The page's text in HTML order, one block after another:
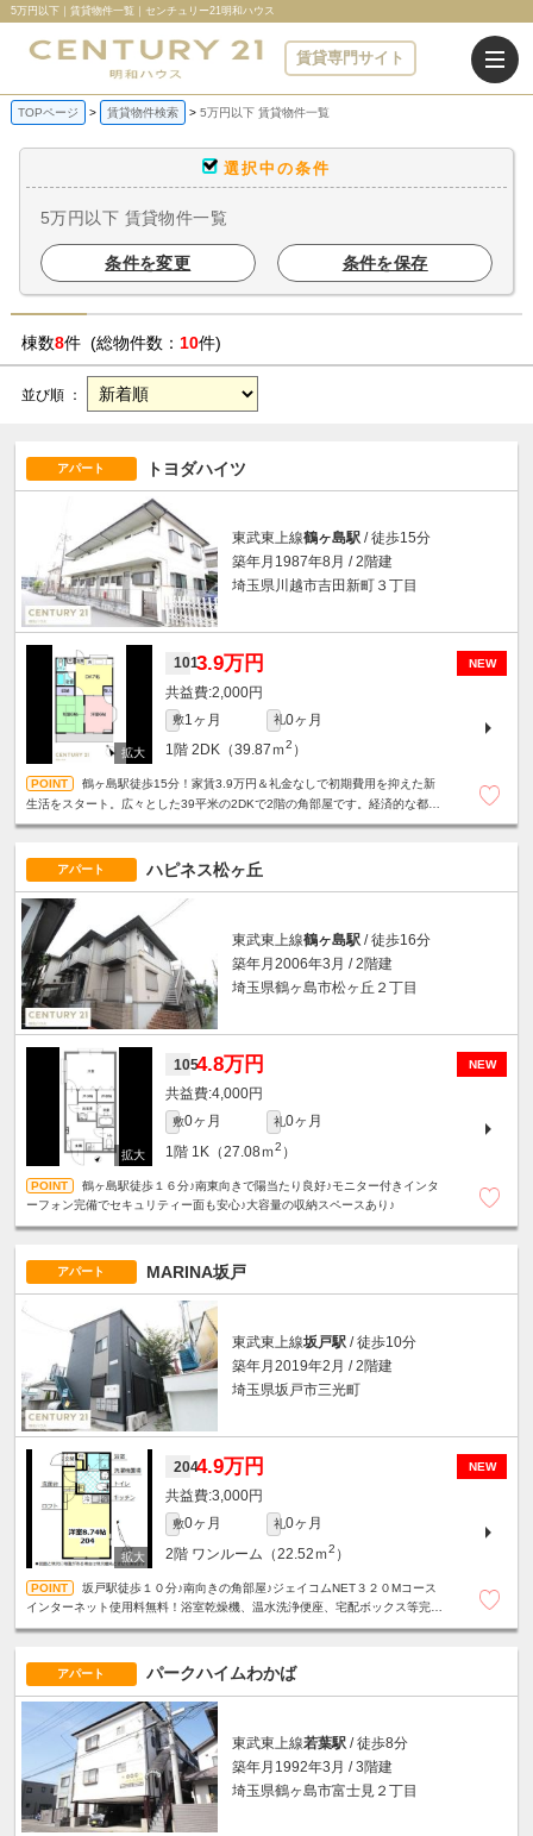
5万円以下｜賃貸物件一覧｜センチュリー21明和ハウス
賃貸専門サイト
TOPページ 賃貸物件検索 5万円以下 賃貸物件一覧
選択中の条件
5万円以下 賃貸物件一覧
条件を変更 条件を保存
棟数8件 (総物件数： 10件)
並び順 ：
アパート トヨダハイツ
東武東上線鶴ヶ島駅 / 徒歩15分
築年月1987年8月 / 2階建
埼玉県川越市吉田新町３丁目
NEW
1013.9万円
2,000円
敷1ヶ月 礼0ヶ月
1階 2DK（39.87ｍ2 ）
鶴ヶ島駅徒歩15分！家賃3.9万円＆礼金なしで初期費用を抑えた新
生活をスタート。広々とした39平米の2DKで2階の角部屋です。経済的な都市
アパート ハピネス松ヶ丘
東武東上線鶴ヶ島駅 / 徒歩16分
築年月2006年3月 / 2階建
埼玉県鶴ヶ島市松ヶ丘２丁目
NEW
1054.8万円
4,000円
敷0ヶ月 礼0ヶ月
1階 1K（27.08ｍ2 ）
鶴ヶ島駅徒歩１６分♪南東向きで陽当たり良好♪モニター付きインタ
ーフォン完備でセキュリティー面も安心♪大容量の収納スペースあり♪
アパート MARINA坂戸
東武東上線坂戸駅 / 徒歩10分
築年月2019年2月 / 2階建
埼玉県坂戸市三光町
NEW
2044.9万円
3,000円
敷0ヶ月 礼0ヶ月
2階 ワンルーム（22.52ｍ2 ）
坂戸駅徒歩１０分♪南向きの角部屋♪ジェイコムNET３２０Mコース
インターネット使用料無料！浴室乾燥機、温水洗浄便座、宅配ボックス等完備
アパート パークハイムわかば
東武東上線若葉駅 / 徒歩8分
築年月1992年3月 / 3階建
埼玉県鶴ヶ島市富士見２丁目